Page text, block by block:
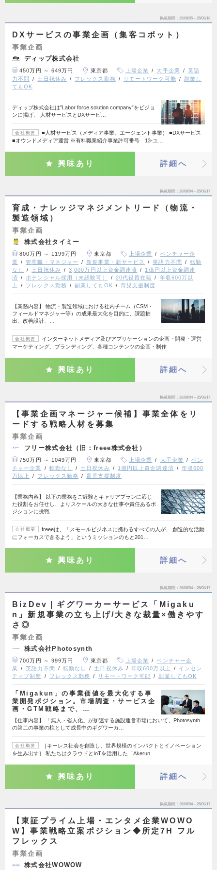
掲載期間 26/08/05～26/08/18
DXサービスの事業企画（集客コボット）
事業企画
ディップ株式会社
450万円 ～ 649万円 東京都 上場企業 大手企業
英語
力不問
土日祝休み フレックス勤務 リモートワーク可能
副業し
てもOK
ディップ株式会社は”Labor force solution company”をビジョ
ンに掲げ、 人材サービスとDXサービ…
会社概要
■人材サービス（メディア事業、エージェント事業） ■DXサービス
■オウンドメディア運営 ※有料職業紹介事業許可番号 13-ユ…
興味あり 詳細へ
掲載期間 26/08/04～26/08/17
育成・ナレッジマネジメントリード（物流・
製造領域）
事業企画
株式会社タイミー
800万円 ～ 1199万円 東京都 上場企業
ベンチャー企
業
管理職・マネジャー 新規事業・新サービス 英語力不問
転勤
なし
土日祝休み 3,000万円以上資金調達済
1億円以上資金調達
済
ポテンシャル採用（未経験可） 20代役員在籍
年収600万以
上
フレックス勤務 副業してもOK 育児支援制度
【業務内容】 物流・製造領域における社内チーム（CSM・
フィールドマネジャー等）の成果最大化を目的に、課題抽
出、改善設計、…
会社概要
インターネットメディア及びアプリケーションの企画・開発・運営
マーケティング、ブランディング、各種コンテンツの企画・制作
興味あり 詳細へ
掲載期間 26/08/04～26/08/17
【事業企画マネージャー候補】事業全体をリ
ードする戦略人材を募集
事業企画
フリー株式会社（旧：freee株式会社）
750万円 ～ 1049万円 東京都 上場企業 大手企業
ベン
チャー企業
転勤なし 土日祝休み 1億円以上資金調達済
年収600
万以上
フレックス勤務 育児支援制度
【業務内容】 以下の業務をご経験とキャリアプランに応じ
た役割をお任せし、よりスケールの大きな仕事や責任あるポ
ジションに挑戦…
会社概要
freeeは、「スモールビジネスに携わるすべての人が、 創造的な活動
にフォーカスできるよう」というミッションのもと201…
興味あり 詳細へ
掲載期間 26/08/04～26/08/17
BizDev｜ギグワーカーサービス「Migaku
n」新規事業の立ち上げ/大きな裁量×働きやす
さ◎
事業企画
株式会社Photosynth
700万円 ～ 999万円 東京都 上場企業
ベンチャー企
業
英語力不問 転勤なし 土日祝休み 年収600万以上
インセン
ティブ制度
フレックス勤務 リモートワーク可能 副業してもOK
「Migakun」の事業価値を最大化する事
業開発ポジション。市場調査・サービス企
画・GTM戦略まで、…
【仕事内容】 「無人・省人化」が加速する施設運営市場において、Photosynth
の第二の事業の柱として成長中のギグワーカ…
会社概要
［キーレス社会を創造し、世界規模のインパクトとイノベーション
を生み出す］ 私たちはクラウドとIoTを活用した「Akerun…
興味あり 詳細へ
掲載期間 26/08/04～26/08/17
【東証プライム上場・エンタメ企業WOWO
W】事業戦略立案ポジション◆所定7H フル
フレックス
事業企画
株式会社WOWOW